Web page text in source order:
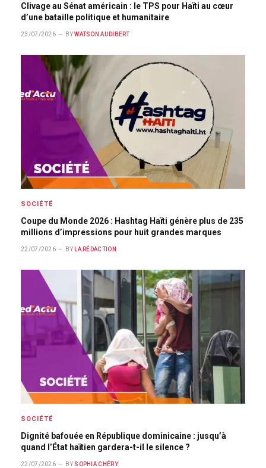
Clivage au Sénat américain : le TPS pour Haïti au cœur
d’une bataille politique et humanitaire
23/07/2026 BY WATSON AUDIBERT
SOCIÉTÉ
Coupe du Monde 2026 : Hashtag Haïti génère plus de 235
millions d’impressions pour huit grandes marques
22/07/2026 BY LA RÉDACTION
SOCIÉTÉ
Dignité bafouée en République dominicaine : jusqu’à
quand l’État haïtien gardera-t-il le silence ?
22/07/2026 BY SOPHIA CHÉRY